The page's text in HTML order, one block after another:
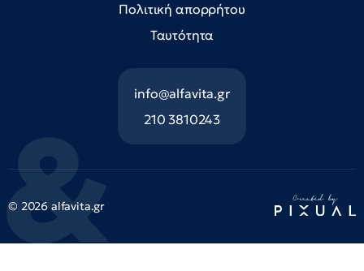
Πολιτική απορρήτου
Ταυτότητα
info@alfavita.gr
210 3810243
© 2026 alfavita.gr